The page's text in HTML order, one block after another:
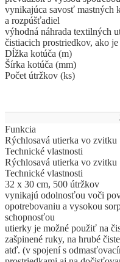
vynikajúca savosť mastných
a rozpúšťadiel
výhodná náhrada textilných
čistiacich prostriedkov, ako
Dĺžka kotúča (m)
Šírka kotúča (mm)
Počet útržkov (ks)
Funkcia
Rýchlosavá utierka vo zvitku
Technické vlastnosti
Rýchlosavá utierka vo zvitku
Technické vlastnosti
32 x 30 cm, 500 útržkov
vynikajú odolnosťou voči
opotrebovaniu a vysokou
schopnosťou
utierky je možné použiť na
zašpinené ruky, na hrubé
atď. (v spojení s